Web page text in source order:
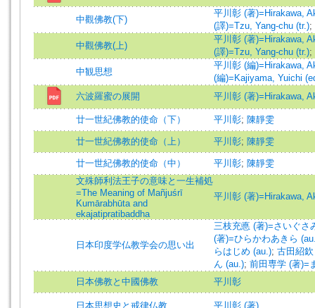
中觀佛教(下)
平川彰 (著)=Hirakawa,
(譯)=Tzu, Yang-chu (tr.);
中觀佛教(上)
平川彰 (著)=Hirakawa,
(譯)=Tzu, Yang-chu (tr.);
中観思想
平川彰 (編)=Hirakawa,
(編)=Kajiyama, Yuichi
六波羅蜜の展開
平川彰 (著)=Hirakawa,
廿一世紀佛教的使命（下） 平川彰; 陳靜雯
廿一世紀佛教的使命（上） 平川彰; 陳靜雯
廿一世紀佛教的使命（中） 平川彰; 陳靜雯
文殊師利法王子の意味と一生補処
=The Meaning of Mañjuśrī
Kumārabhūta and
ekajatipratibaddha
平川彰 (著)=Hirakawa,
日本印度学仏教学会の思い出
三枝充悳 (著)=さいぐさ
(著)=ひらかわあきら
らはじめ (au.); 古田紹
ん (au.); 前田専学 (著)=
日本佛教と中國佛教
平川彰
日本思想史と戒律仏教 平川彰 (著)